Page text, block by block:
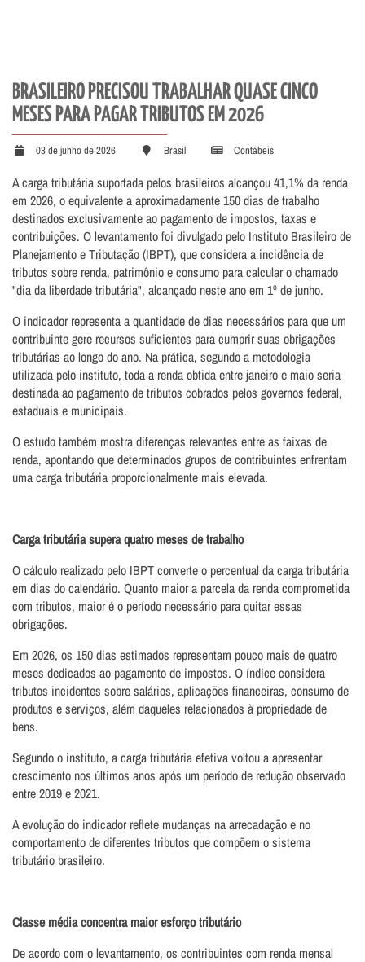
BRASILEIRO PRECISOU TRABALHAR QUASE CINCO
MESES PARA PAGAR TRIBUTOS EM 2026
03 de junho de 2026 Brasil Contábeis
A carga tributária suportada pelos brasileiros alcançou 41,1% da renda
em 2026, o equivalente a aproximadamente 150 dias de trabalho
destinados exclusivamente ao pagamento de impostos, taxas e
contribuições. O levantamento foi divulgado pelo Instituto Brasileiro de
Planejamento e Tributação (IBPT), que considera a incidência de
tributos sobre renda, patrimônio e consumo para calcular o chamado
"dia da liberdade tributária", alcançado neste ano em 1º de junho.
O indicador representa a quantidade de dias necessários para que um
contribuinte gere recursos suficientes para cumprir suas obrigações
tributárias ao longo do ano. Na prática, segundo a metodologia
utilizada pelo instituto, toda a renda obtida entre janeiro e maio seria
destinada ao pagamento de tributos cobrados pelos governos federal,
estaduais e municipais.
O estudo também mostra diferenças relevantes entre as faixas de
renda, apontando que determinados grupos de contribuintes enfrentam
uma carga tributária proporcionalmente mais elevada.
Carga tributária supera quatro meses de trabalho
O cálculo realizado pelo IBPT converte o percentual da carga tributária
em dias do calendário. Quanto maior a parcela da renda comprometida
com tributos, maior é o período necessário para quitar essas
obrigações.
Em 2026, os 150 dias estimados representam pouco mais de quatro
meses dedicados ao pagamento de impostos. O índice considera
tributos incidentes sobre salários, aplicações financeiras, consumo de
produtos e serviços, além daqueles relacionados à propriedade de
bens.
Segundo o instituto, a carga tributária efetiva voltou a apresentar
crescimento nos últimos anos após um período de redução observado
entre 2019 e 2021.
A evolução do indicador reflete mudanças na arrecadação e no
comportamento de diferentes tributos que compõem o sistema
tributário brasileiro.
Classe média concentra maior esforço tributário
De acordo com o levantamento, os contribuintes com renda mensal